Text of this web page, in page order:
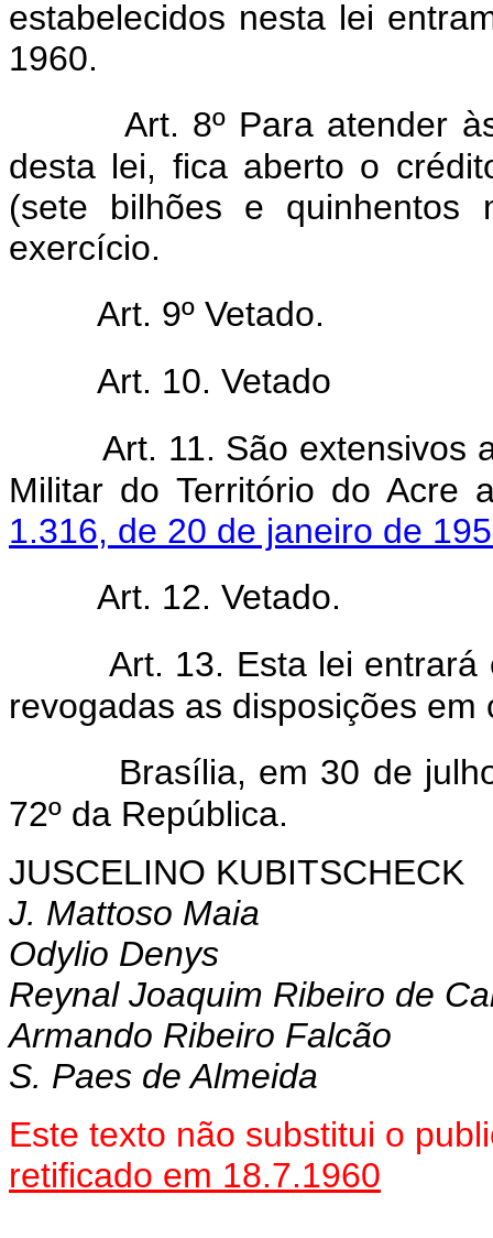
estabelecidos nesta lei
1960.
Art. 8º Para atender
desta lei, fica aberto o
(sete bilhões e quinhentos
exercício.
Art. 9º Vetado.
Art. 10. Vetado
Art. 11. São extensivos
Militar do Território do
1.316, de 20 de janeiro de
Art. 12. Vetado.
Art. 13. Esta lei
revogadas as disposições em
Brasília, em 30 de
72º da República.
JUSCELINO KUBITSCHECK
J. Mattoso Maia
Odylio Denys
Reynal Joaquim Ribeiro de
Armando Ribeiro Falcão
S. Paes de Almeida
Este texto não substitui o
retificado em 18.7.1960